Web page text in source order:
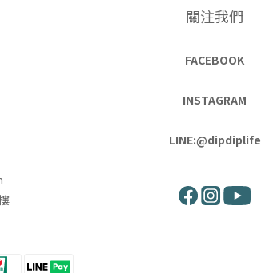
關注我們
FACEBOOK
INSTAGRAM
LINE:@dipdiplife